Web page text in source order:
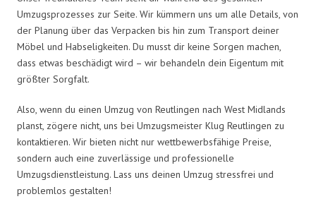
Umzugsprozesses zur Seite. Wir kümmern uns um alle Details, von
der Planung über das Verpacken bis hin zum Transport deiner
Möbel und Habseligkeiten. Du musst dir keine Sorgen machen,
dass etwas beschädigt wird – wir behandeln dein Eigentum mit
größter Sorgfalt.
Also, wenn du einen Umzug von Reutlingen nach West Midlands
planst, zögere nicht, uns bei Umzugsmeister Klug Reutlingen zu
kontaktieren. Wir bieten nicht nur wettbewerbsfähige Preise,
sondern auch eine zuverlässige und professionelle
Umzugsdienstleistung. Lass uns deinen Umzug stressfrei und
problemlos gestalten!